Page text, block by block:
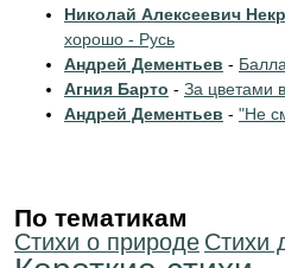
Николай Алексеевич
хорошо - Русь
Андрей Дементьев -
Агния Барто - За цветами
Андрей Дементьев - "Не
По тематикам
Стихи о природе Стихи